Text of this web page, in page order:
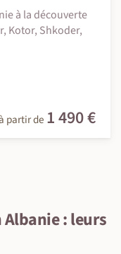
à la découverte
Kotor, Shkoder,
partir de 1 490 €
: leurs